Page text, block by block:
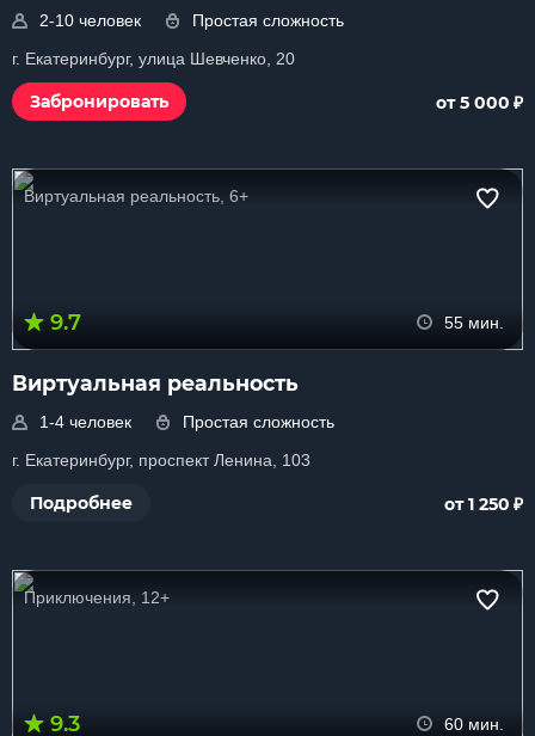
2-10 человек
Простая сложность
г. Екатеринбург, улица Шевченко, 20
Забронировать от 5 000 ₽
Виртуальная реальность, 6+
9.7 55 мин.
Виртуальная реальность
1-4 человек
Простая сложность
г. Екатеринбург, проспект Ленина, 103
Подробнее от 1 250 ₽
Приключения, 12+
9.3 60 мин.